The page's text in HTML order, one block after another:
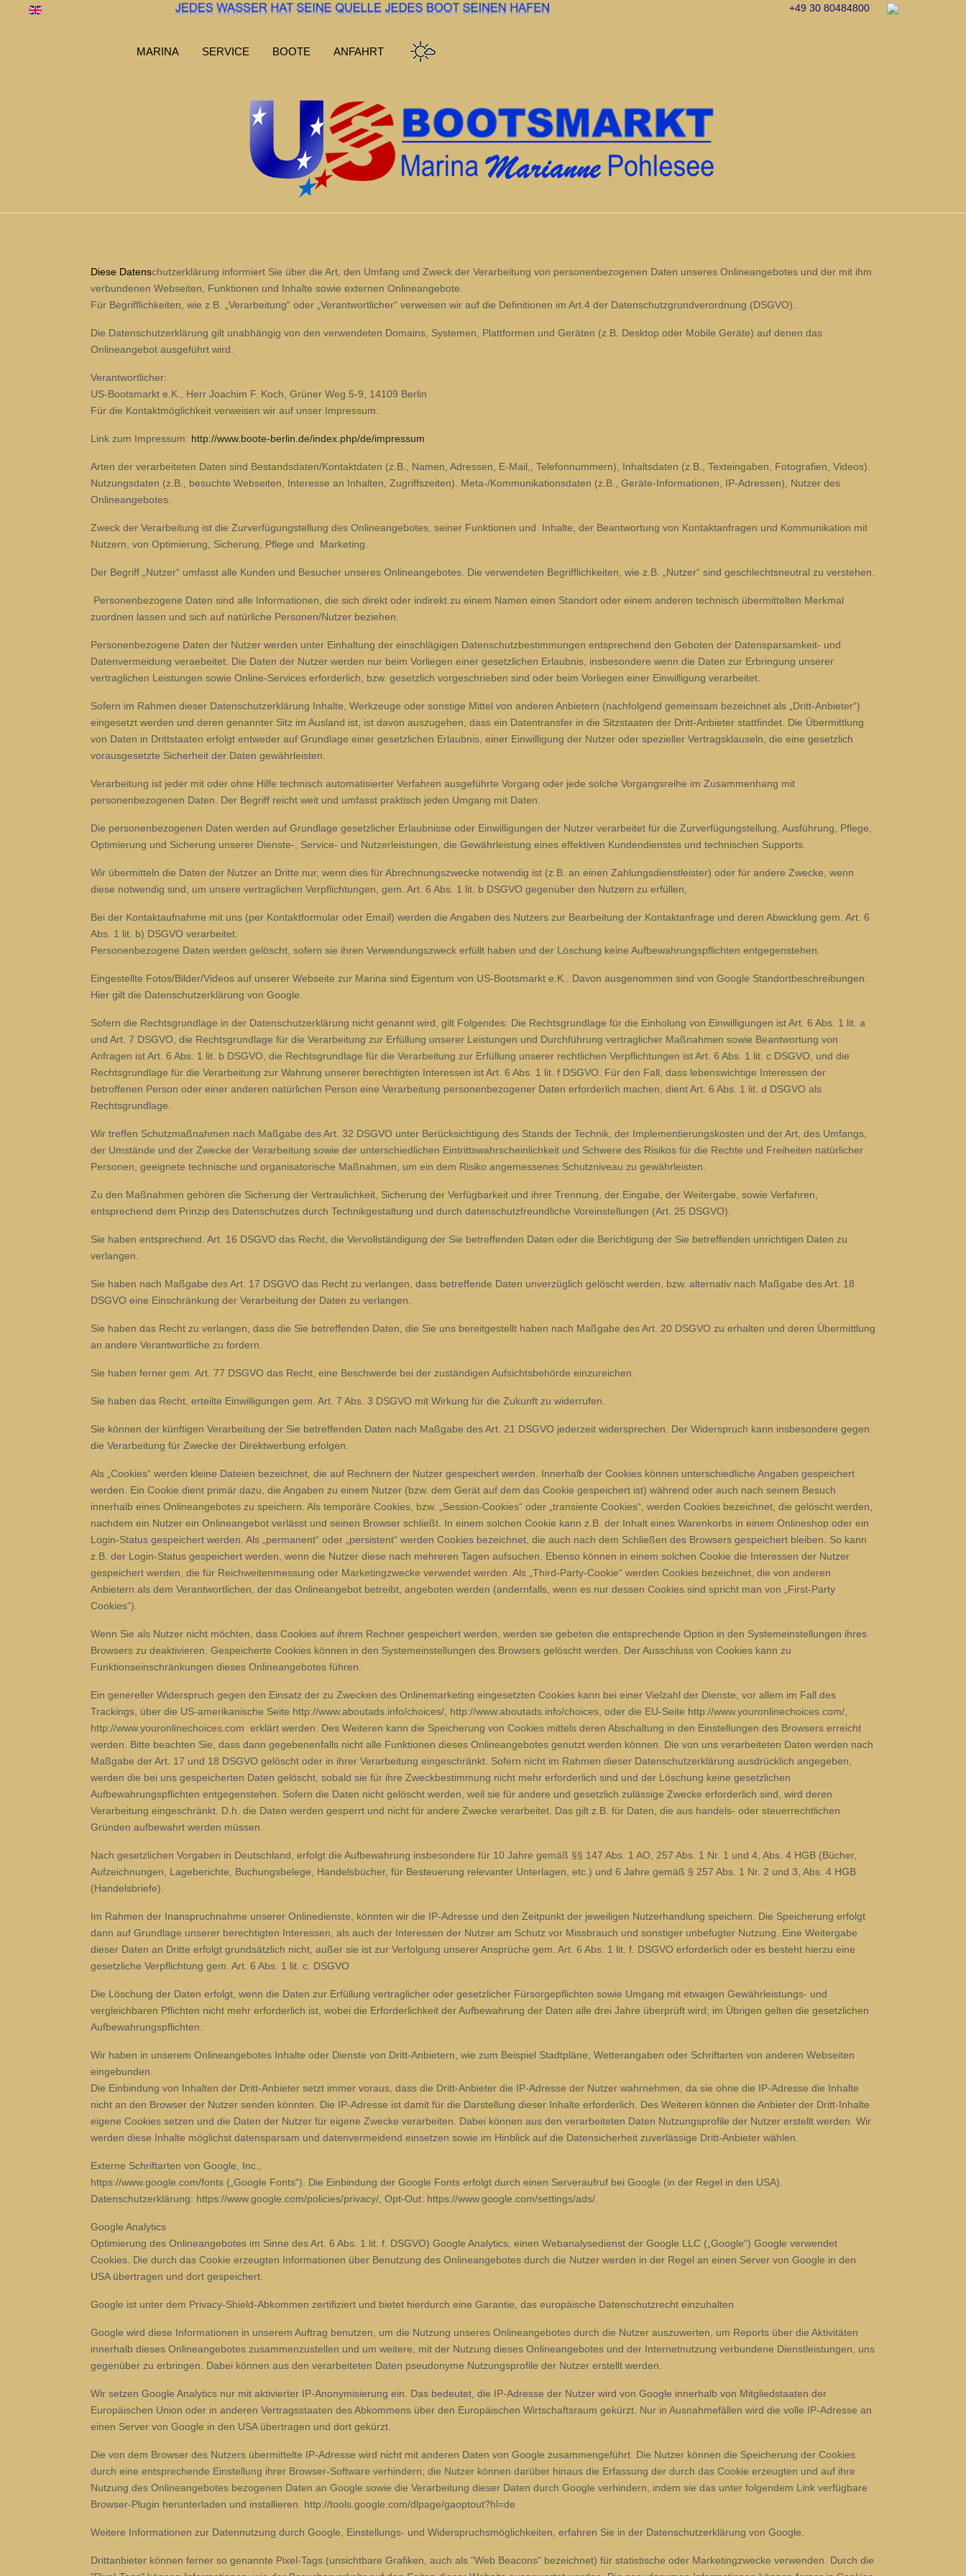
Sprache auswählen +49 30 80484800
MARINA SERVICE BOOTE ANFAHRT
Diese Datenschutzerklärung informiert Sie über die Art, den Umfang und Zweck der Verarbeitung von personenbezogenen Daten unseres Onlineangebotes und der mit ihm
verbundenen Webseiten, Funktionen und Inhalte sowie externen Onlineangebote.
Für Begrifflichkeiten, wie z.B. „Verarbeitung“ oder „Verantwortlicher“ verweisen wir auf die Definitionen im Art.4 der Datenschutzgrundverordnung (DSGVO).
Die Datenschutzerklärung gilt unabhängig von den verwendeten Domains, Systemen, Plattformen und Geräten (z.B. Desktop oder Mobile Geräte) auf denen das
Onlineangebot ausgeführt wird.
Verantwortlicher:
US-Bootsmarkt e.K., Herr Joachim F. Koch, Grüner Weg 5-9, 14109 Berlin
Für die Kontaktmöglichkeit verweisen wir auf unser Impressum.
Link zum Impressum: http://www.boote-berlin.de/index.php/de/impressum
Arten der verarbeiteten Daten sind Bestandsdaten/Kontaktdaten (z.B., Namen, Adressen, E-Mail,, Telefonnummern), Inhaltsdaten (z.B., Texteingaben, Fotografien, Videos).
Nutzungsdaten (z.B., besuchte Webseiten, Interesse an Inhalten, Zugriffszeiten). Meta-/Kommunikationsdaten (z.B., Geräte-Informationen, IP-Adressen), Nutzer des
Onlineangebotes.
Zweck der Verarbeitung ist die Zurverfügungstellung des Onlineangebotes, seiner Funktionen und Inhalte, der Beantwortung von Kontaktanfragen und Kommunikation mit
Nutzern, von Optimierung, Sicherung, Pflege und Marketing.
Der Begriff „Nutzer“ umfasst alle Kunden und Besucher unseres Onlineangebotes. Die verwendeten Begrifflichkeiten, wie z.B. „Nutzer“ sind geschlechtsneutral zu verstehen.
Personenbezogene Daten sind alle Informationen, die sich direkt oder indirekt zu einem Namen einen Standort oder einem anderen technisch übermittelten Merkmal
zuordnen lassen und sich auf natürliche Personen/Nutzer beziehen.
Personenbezogene Daten der Nutzer werden unter Einhaltung der einschlägigen Datenschutzbestimmungen entsprechend den Geboten der Datensparsamkeit- und
Datenvermeidung veraebeitet. Die Daten der Nutzer werden nur beim Vorliegen einer gesetzlichen Erlaubnis, insbesondere wenn die Daten zur Erbringung unserer
vertraglichen Leistungen sowie Online-Services erforderlich, bzw. gesetzlich vorgeschrieben sind oder beim Vorliegen einer Einwilligung verarbeitet.
Sofern im Rahmen dieser Datenschutzerklärung Inhalte, Werkzeuge oder sonstige Mittel von anderen Anbietern (nachfolgend gemeinsam bezeichnet als „Dritt-Anbieter“)
eingesetzt werden und deren genannter Sitz im Ausland ist, ist davon auszugehen, dass ein Datentransfer in die Sitzstaaten der Dritt-Anbieter stattfindet. Die Übermittlung
von Daten in Drittstaaten erfolgt entweder auf Grundlage einer gesetzlichen Erlaubnis, einer Einwilligung der Nutzer oder spezieller Vertragsklauseln, die eine gesetzlich
vorausgesetzte Sicherheit der Daten gewährleisten.
Verarbeitung ist jeder mit oder ohne Hilfe technisch automatisierter Verfahren ausgeführte Vorgang oder jede solche Vorgangsreihe im Zusammenhang mit
personenbezogenen Daten. Der Begriff reicht weit und umfasst praktisch jeden Umgang mit Daten.
Die personenbezogenen Daten werden auf Grundlage gesetzlicher Erlaubnisse oder Einwilligungen der Nutzer verarbeitet für die Zurverfügungstellung, Ausführung, Pflege,
Optimierung und Sicherung unserer Dienste-, Service- und Nutzerleistungen, die Gewährleistung eines effektiven Kundendienstes und technischen Supports.
Wir übermitteln die Daten der Nutzer an Dritte nur, wenn dies für Abrechnungszwecke notwendig ist (z.B. an einen Zahlungsdienstleister) oder für andere Zwecke, wenn
diese notwendig sind, um unsere vertraglichen Verpflichtungen, gem. Art. 6 Abs. 1 lit. b DSGVO gegenüber den Nutzern zu erfüllen,
Bei der Kontaktaufnahme mit uns (per Kontaktformular oder Email) werden die Angaben des Nutzers zur Bearbeitung der Kontaktanfrage und deren Abwicklung gem. Art. 6
Abs. 1 lit. b) DSGVO verarbeitet.
Personenbezogene Daten werden gelöscht, sofern sie ihren Verwendungszweck erfüllt haben und der Löschung keine Aufbewahrungspflichten entgegenstehen.
Eingestellte Fotos/Bilder/Videos auf unserer Webseite zur Marina sind Eigentum von US-Bootsmarkt e.K.. Davon ausgenommen sind von Google Standortbeschreibungen.
Hier gilt die Datenschutzerklärung von Google.
Sofern die Rechtsgrundlage in der Datenschutzerklärung nicht genannt wird, gilt Folgendes: Die Rechtsgrundlage für die Einholung von Einwilligungen ist Art. 6 Abs. 1 lit. a
und Art. 7 DSGVO, die Rechtsgrundlage für die Verarbeitung zur Erfüllung unserer Leistungen und Durchführung vertraglicher Maßnahmen sowie Beantwortung von
Anfragen ist Art. 6 Abs. 1 lit. b DSGVO, die Rechtsgrundlage für die Verarbeitung zur Erfüllung unserer rechtlichen Verpflichtungen ist Art. 6 Abs. 1 lit. c DSGVO, und die
Rechtsgrundlage für die Verarbeitung zur Wahrung unserer berechtigten Interessen ist Art. 6 Abs. 1 lit. f DSGVO. Für den Fall, dass lebenswichtige Interessen der
betroffenen Person oder einer anderen natürlichen Person eine Verarbeitung personenbezogener Daten erforderlich machen, dient Art. 6 Abs. 1 lit. d DSGVO als
Rechtsgrundlage.
Wir treffen Schutzmaßnahmen nach Maßgabe des Art. 32 DSGVO unter Berücksichtigung des Stands der Technik, der Implementierungskosten und der Art, des Umfangs,
der Umstände und der Zwecke der Verarbeitung sowie der unterschiedlichen Eintrittswahrscheinlichkeit und Schwere des Risikos für die Rechte und Freiheiten natürlicher
Personen, geeignete technische und organisatorische Maßnahmen, um ein dem Risiko angemessenes Schutzniveau zu gewährleisten.
Zu den Maßnahmen gehören die Sicherung der Vertraulichkeit, Sicherung der Verfügbarkeit und ihrer Trennung, der Eingabe, der Weitergabe, sowie Verfahren,
entsprechend dem Prinzip des Datenschutzes durch Technikgestaltung und durch datenschutzfreundliche Voreinstellungen (Art. 25 DSGVO).
Sie haben entsprechend. Art. 16 DSGVO das Recht, die Vervollständigung der Sie betreffenden Daten oder die Berichtigung der Sie betreffenden unrichtigen Daten zu
verlangen.
Sie haben nach Maßgabe des Art. 17 DSGVO das Recht zu verlangen, dass betreffende Daten unverzüglich gelöscht werden, bzw. alternativ nach Maßgabe des Art. 18
DSGVO eine Einschränkung der Verarbeitung der Daten zu verlangen.
Sie haben das Recht zu verlangen, dass die Sie betreffenden Daten, die Sie uns bereitgestellt haben nach Maßgabe des Art. 20 DSGVO zu erhalten und deren Übermittlung
an andere Verantwortliche zu fordern.
Sie haben ferner gem. Art. 77 DSGVO das Recht, eine Beschwerde bei der zuständigen Aufsichtsbehörde einzureichen.
Sie haben das Recht, erteilte Einwilligungen gem. Art. 7 Abs. 3 DSGVO mit Wirkung für die Zukunft zu widerrufen.
Sie können der künftigen Verarbeitung der Sie betreffenden Daten nach Maßgabe des Art. 21 DSGVO jederzeit widersprechen. Der Widerspruch kann insbesondere gegen
die Verarbeitung für Zwecke der Direktwerbung erfolgen.
Als „Cookies“ werden kleine Dateien bezeichnet, die auf Rechnern der Nutzer gespeichert werden. Innerhalb der Cookies können unterschiedliche Angaben gespeichert
werden. Ein Cookie dient primär dazu, die Angaben zu einem Nutzer (bzw. dem Gerät auf dem das Cookie gespeichert ist) während oder auch nach seinem Besuch
innerhalb eines Onlineangebotes zu speichern. Als temporäre Cookies, bzw. „Session-Cookies“ oder „transiente Cookies“, werden Cookies bezeichnet, die gelöscht werden,
nachdem ein Nutzer ein Onlineangebot verlässt und seinen Browser schließt. In einem solchen Cookie kann z.B. der Inhalt eines Warenkorbs in einem Onlineshop oder ein
Login-Status gespeichert werden. Als „permanent“ oder „persistent“ werden Cookies bezeichnet, die auch nach dem Schließen des Browsers gespeichert bleiben. So kann
z.B. der Login-Status gespeichert werden, wenn die Nutzer diese nach mehreren Tagen aufsuchen. Ebenso können in einem solchen Cookie die Interessen der Nutzer
gespeichert werden, die für Reichweitenmessung oder Marketingzwecke verwendet werden. Als „Third-Party-Cookie“ werden Cookies bezeichnet, die von anderen
Anbietern als dem Verantwortlichen, der das Onlineangebot betreibt, angeboten werden (andernfalls, wenn es nur dessen Cookies sind spricht man von „First-Party
Cookies“).
Wenn Sie als Nutzer nicht möchten, dass Cookies auf ihrem Rechner gespeichert werden, werden sie gebeten die entsprechende Option in den Systemeinstellungen ihres
Browsers zu deaktivieren. Gespeicherte Cookies können in den Systemeinstellungen des Browsers gelöscht werden. Der Ausschluss von Cookies kann zu
Funktionseinschränkungen dieses Onlineangebotes führen.
Ein genereller Widerspruch gegen den Einsatz der zu Zwecken des Onlinemarketing eingesetzten Cookies kann bei einer Vielzahl der Dienste, vor allem im Fall des
Trackings, über die US-amerikanische Seite http://www.aboutads.info/choices/, http://www.aboutads.info/choices, oder die EU-Seite http://www.youronlinechoices.com/,
http://www.youronlinechoices.com erklärt werden. Des Weiteren kann die Speicherung von Cookies mittels deren Abschaltung in den Einstellungen des Browsers erreicht
werden. Bitte beachten Sie, dass dann gegebenenfalls nicht alle Funktionen dieses Onlineangebotes genutzt werden können. Die von uns verarbeiteten Daten werden nach
Maßgabe der Art. 17 und 18 DSGVO gelöscht oder in ihrer Verarbeitung eingeschränkt. Sofern nicht im Rahmen dieser Datenschutzerklärung ausdrücklich angegeben,
werden die bei uns gespeicherten Daten gelöscht, sobald sie für ihre Zweckbestimmung nicht mehr erforderlich sind und der Löschung keine gesetzlichen
Aufbewahrungspflichten entgegenstehen. Sofern die Daten nicht gelöscht werden, weil sie für andere und gesetzlich zulässige Zwecke erforderlich sind, wird deren
Verarbeitung eingeschränkt. D.h. die Daten werden gesperrt und nicht für andere Zwecke verarbeitet. Das gilt z.B. für Daten, die aus handels- oder steuerrechtlichen
Gründen aufbewahrt werden müssen.
Nach gesetzlichen Vorgaben in Deutschland, erfolgt die Aufbewahrung insbesondere für 10 Jahre gemäß §§ 147 Abs. 1 AO, 257 Abs. 1 Nr. 1 und 4, Abs. 4 HGB (Bücher,
Aufzeichnungen, Lageberichte, Buchungsbelege, Handelsbücher, für Besteuerung relevanter Unterlagen, etc.) und 6 Jahre gemäß § 257 Abs. 1 Nr. 2 und 3, Abs. 4 HGB
(Handelsbriefe).
Im Rahmen der Inanspruchnahme unserer Onlinedienste, könnten wir die IP-Adresse und den Zeitpunkt der jeweiligen Nutzerhandlung speichern. Die Speicherung erfolgt
dann auf Grundlage unserer berechtigten Interessen, als auch der Interessen der Nutzer am Schutz vor Missbrauch und sonstiger unbefugter Nutzung. Eine Weitergabe
dieser Daten an Dritte erfolgt grundsätzlich nicht, außer sie ist zur Verfolgung unserer Ansprüche gem. Art. 6 Abs. 1 lit. f. DSGVO erforderlich oder es besteht hierzu eine
gesetzliche Verpflichtung gem. Art. 6 Abs. 1 lit. c. DSGVO
Die Löschung der Daten erfolgt, wenn die Daten zur Erfüllung vertraglicher oder gesetzlicher Fürsorgepflichten sowie Umgang mit etwaigen Gewährleistungs- und
vergleichbaren Pflichten nicht mehr erforderlich ist, wobei die Erforderlichkeit der Aufbewahrung der Daten alle drei Jahre überprüft wird; im Übrigen gelten die gesetzlichen
Aufbewahrungspflichten.
Wir haben in unserem Onlineangebotes Inhalte oder Dienste von Dritt-Anbietern, wie zum Beispiel Stadtpläne, Wetterangaben oder Schriftarten von anderen Webseiten
eingebunden.
Die Einbindung von Inhalten der Dritt-Anbieter setzt immer voraus, dass die Dritt-Anbieter die IP-Adresse der Nutzer wahrnehmen, da sie ohne die IP-Adresse die Inhalte
nicht an den Browser der Nutzer senden könnten. Die IP-Adresse ist damit für die Darstellung dieser Inhalte erforderlich. Des Weiteren können die Anbieter der Dritt-Inhalte
eigene Cookies setzen und die Daten der Nutzer für eigene Zwecke verarbeiten. Dabei können aus den verarbeiteten Daten Nutzungsprofile der Nutzer erstellt werden. Wir
werden diese Inhalte möglichst datensparsam und datenvermeidend einsetzen sowie im Hinblick auf die Datensicherheit zuverlässige Dritt-Anbieter wählen.
Externe Schriftarten von Google, Inc.,
https://www.google.com/fonts („Google Fonts“). Die Einbindung der Google Fonts erfolgt durch einen Serveraufruf bei Google (in der Regel in den USA).
Datenschutzerklärung: https://www.google.com/policies/privacy/, Opt-Out: https://www.google.com/settings/ads/.
Google Analytics
Optimierung des Onlineangebotes im Sinne des Art. 6 Abs. 1 lit. f. DSGVO) Google Analytics, einen Webanalysedienst der Google LLC („Google“) Google verwendet
Cookies. Die durch das Cookie erzeugten Informationen über Benutzung des Onlineangebotes durch die Nutzer werden in der Regel an einen Server von Google in den
USA übertragen und dort gespeichert.
Google ist unter dem Privacy-Shield-Abkommen zertifiziert und bietet hierdurch eine Garantie, das europäische Datenschutzrecht einzuhalten
Google wird diese Informationen in unserem Auftrag benutzen, um die Nutzung unseres Onlineangebotes durch die Nutzer auszuwerten, um Reports über die Aktivitäten
innerhalb dieses Onlineangebotes zusammenzustellen und um weitere, mit der Nutzung dieses Onlineangebotes und der Internetnutzung verbundene Dienstleistungen, uns
gegenüber zu erbringen. Dabei können aus den verarbeiteten Daten pseudonyme Nutzungsprofile der Nutzer erstellt werden.
Wir setzen Google Analytics nur mit aktivierter IP-Anonymisierung ein. Das bedeutet, die IP-Adresse der Nutzer wird von Google innerhalb von Mitgliedstaaten der
Europäischen Union oder in anderen Vertragsstaaten des Abkommens über den Europäischen Wirtschaftsraum gekürzt. Nur in Ausnahmefällen wird die volle IP-Adresse an
einen Server von Google in den USA übertragen und dort gekürzt.
Die von dem Browser des Nutzers übermittelte IP-Adresse wird nicht mit anderen Daten von Google zusammengeführt. Die Nutzer können die Speicherung der Cookies
durch eine entsprechende Einstellung ihrer Browser-Software verhindern; die Nutzer können darüber hinaus die Erfassung der durch das Cookie erzeugten und auf ihre
Nutzung des Onlineangebotes bezogenen Daten an Google sowie die Verarbeitung dieser Daten durch Google verhindern, indem sie das unter folgendem Link verfügbare
Browser-Plugin herunterladen und installieren. http://tools.google.com/dlpage/gaoptout?hl=de
Weitere Informationen zur Datennutzung durch Google, Einstellungs- und Widerspruchsmöglichkeiten, erfahren Sie in der Datenschutzerklärung von Google.
Drittanbieter können ferner so genannte Pixel-Tags (unsichtbare Grafiken, auch als "Web Beacons" bezeichnet) für statistische oder Marketingzwecke verwenden. Durch die